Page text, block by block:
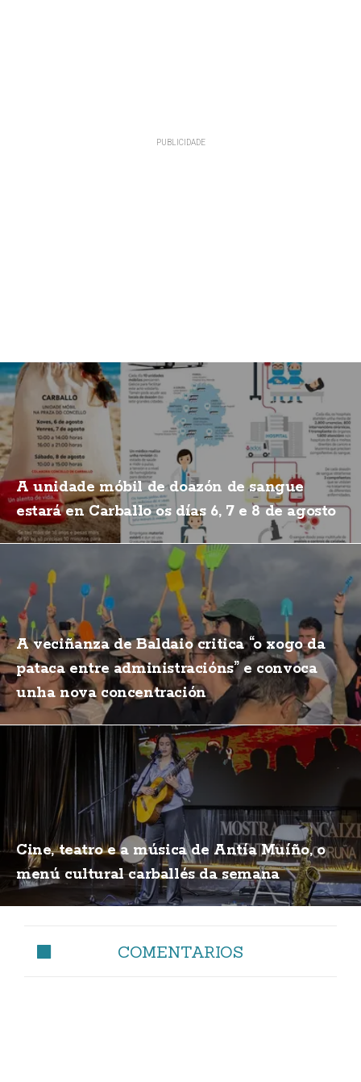
A unidade móbil de doazón de sangue
estará en Carballo os días 6, 7 e 8 de agosto
A veciñanza de Baldaio critica “o xogo da
pataca entre administracións” e convoca
unha nova concentración
Cine, teatro e a música de Antía Muíño, o
menú cultural carballés da semana
COMENTARIOS